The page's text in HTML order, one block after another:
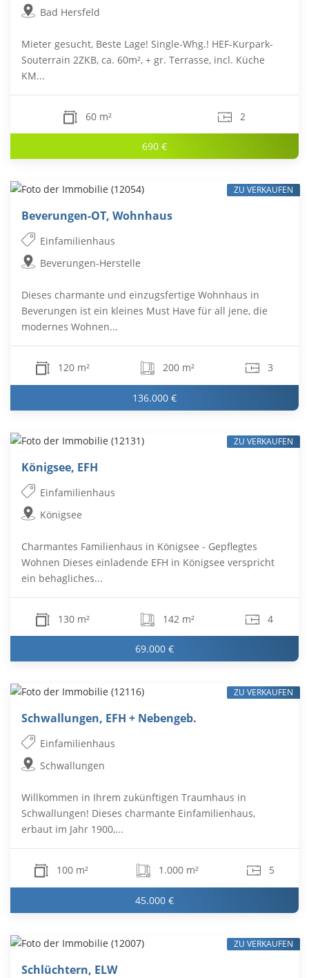
Bad Hersfeld
Mieter gesucht, Beste Lage! Single-Whg.! HEF-Kurpark-
Souterrain 2ZKB, ca. 60m², + gr. Terrasse, incl. Küche
KM...
60 m² 2
690 €
Beverungen-OT, Wohnhaus
Einfamilienhaus
Beverungen-Herstelle
Dieses charmante und einzugsfertige Wohnhaus in
Beverungen ist ein kleines Must Have für all jene, die
modernes Wohnen...
120 m² 200 m² 3
136.000 €
ZU VERKAUFEN
Königsee, EFH
Einfamilienhaus
Königsee
Charmantes Familienhaus in Königsee - Gepflegtes
Wohnen Dieses einladende EFH in Königsee verspricht
ein behagliches...
130 m² 142 m² 4
69.000 €
ZU VERKAUFEN
Schwallungen, EFH + Nebengeb.
Einfamilienhaus
Schwallungen
Willkommen in Ihrem zukünftigen Traumhaus in
Schwallungen! Dieses charmante Einfamilienhaus,
erbaut im Jahr 1900,...
100 m² 1.000 m² 5
45.000 €
ZU VERKAUFEN
Schlüchtern, ELW
ZU VERKAUFEN